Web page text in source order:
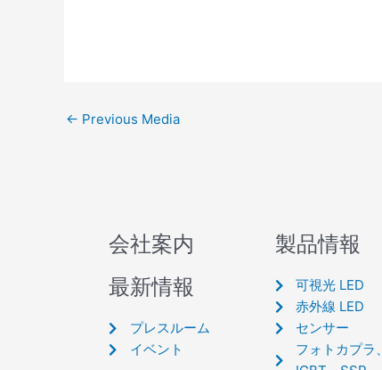
← Previous Media
会社案内
最新情報
プレスルーム
イベント
製品情報
可視光 LED
赤外線 LED
センサー
フォトカプラ、